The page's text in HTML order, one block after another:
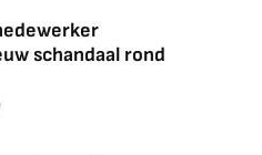
schandaal rond